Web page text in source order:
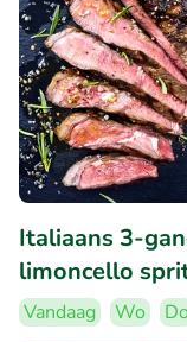
Italiaans 3-
limoncello
Vandaag Wo Do